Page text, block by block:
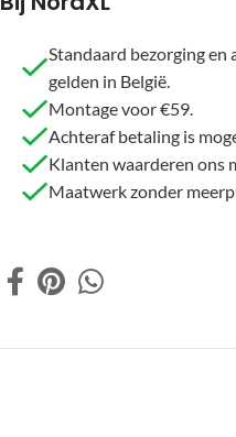
Standaard bezorging en
gelden in België.
Montage voor €59.
Achteraf betaling is
Klanten waarderen ons
Maatwerk zonder